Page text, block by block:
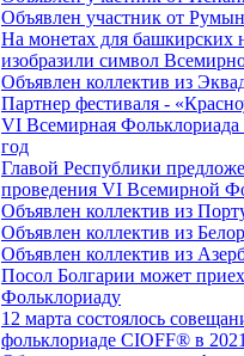
Объявлен участник от
На монетах для башкирских
изобразили символ
Объявлен коллектив из
Партнер фестиваля -
VI Всемирная Фольклориада
год
Главой Республики
проведения VI Всемирной
Объявлен коллектив из
Объявлен коллектив из
Объявлен коллектив из
Посол Болгарии может
Фольклориаду
12 марта состоялось
фольклориаде CIOFF® в